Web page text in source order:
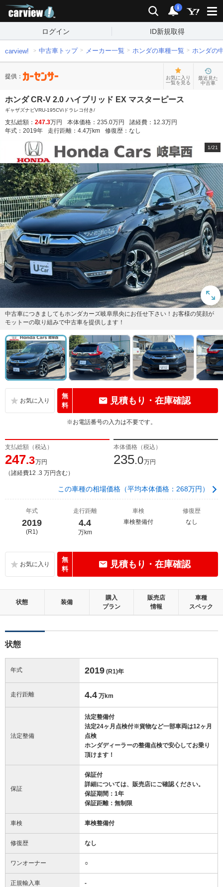
検索 通知
i
ログイン ID新規取得
carview! 中古車トップ メーカー一覧 ホンダの車種一覧 ホンダの
提供：
お気に入り
一覧を見る
最近見た
中古車
ホンダ CR-V 2.0 ハイブリッド EX マスターピース
ギャザズナビVRU-195CViドラレコ付き/
支払総額： 247.3万円 本体価格： 235.0万円 諸経費： 12.3万円
年式： 2019年 走行距離： 4.4万km 修復歴： なし
1/21
中古車につきましてもホンダカーズ岐阜県央にお任せ下さい！お客様の笑顔が
モットーの取り組みで中古車を提供します！
無
料
見積もり・在庫確認
※お電話番号の入力は不要です。
支払総額（税込）
247.3万円
（諸経費12 .3 万円含む）
本体価格（税込）
235.0万円
この車種の相場価格（平均本体価格：268万円）
年式
2019
(R1)
走行距離
4.4
万km
車検
車検整備付
修復歴
なし
無
料
見積もり・在庫確認
状態 装備
購入
プラン
販売店
情報
車種
スペック
状態
年式 2019 (R1)年
走行距離 4.4 万km
法定整備
法定整備付
法定24ヶ月点検付※貨物など一部車両は12ヶ月
点検
ホンダディーラーの整備点検で安心してお乗り
頂けます！
保証
保証付
詳細については、販売店にご確認ください。
保証期間：1年
保証距離：無制限
車検 車検整備付
修復歴 なし
ワンオーナー ○
正規輸入車 -